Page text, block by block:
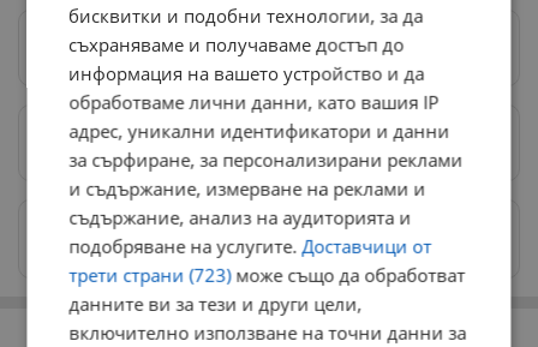
Следвай ни в Google News→
Предпочитани източници→
Изпращайте снимки и информация на
news@dunavmost.com
РЕКЛАМА
бисквитки и подобни технологии, за да
съхраняваме и получаваме достъп до
информация на вашето устройство и да
обработваме лични данни, като вашия IP
адрес, уникални идентификатори и данни
за сърфиране, за персонализирани реклами
и съдържание, измерване на реклами и
съдържание, анализ на аудиторията и
подобряване на услугите.Доставчици от
трети страни (723)може също да обработват
данните ви за тези и други цели,
включително използване на точни данни за